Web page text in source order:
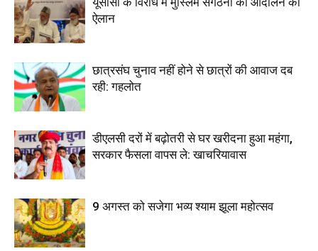
ऐलान
छात्रसंघ चुनाव नहीं होने से छात्रों की आवाज दब
रही: गहलोत
डीएलसी दरों में बढ़ोतरी से घर खरीदना हुआ महंगा,
सरकार फैसला वापस ले: खाचरियावास
9 अगस्त को सजेगा भव्य श्याम झूला महोत्सव